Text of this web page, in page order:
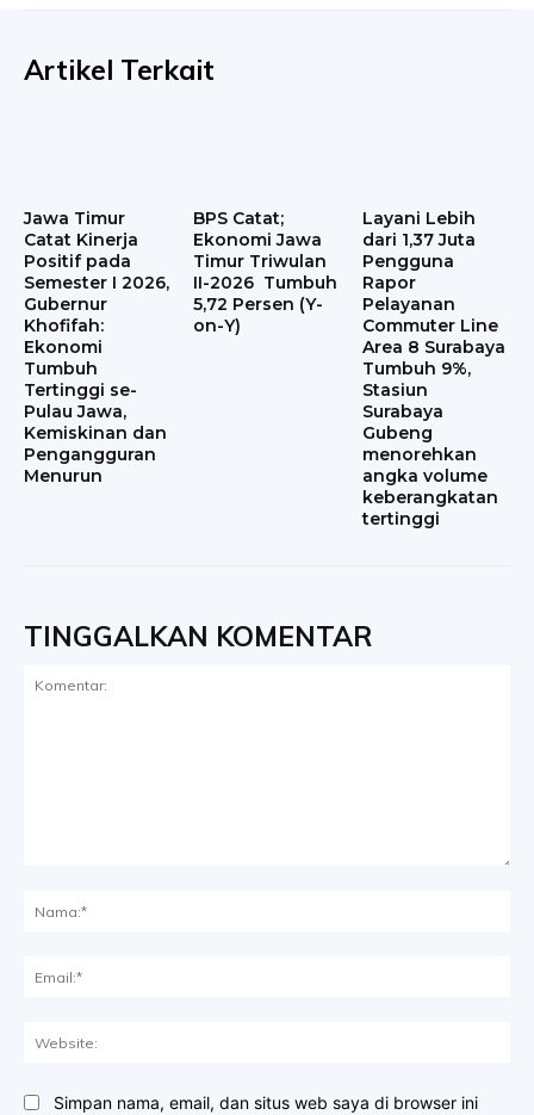
Artikel Terkait
Jawa Timur
Catat Kinerja
Positif pada
Semester I 2026,
Gubernur
Khofifah:
Ekonomi
Tumbuh
Tertinggi se-
Pulau Jawa,
Kemiskinan dan
Pengangguran
Menurun
BPS Catat;
Ekonomi Jawa
Timur Triwulan
II-2026 Tumbuh
5,72 Persen (Y-
on-Y)
Layani Lebih
dari 1,37 Juta
Pengguna
Rapor
Pelayanan
Commuter Line
Area 8 Surabaya
Tumbuh 9%,
Stasiun
Surabaya
Gubeng
menorehkan
angka volume
keberangkatan
tertinggi
TINGGALKAN KOMENTAR
Simpan nama, email, dan situs web saya di browser ini